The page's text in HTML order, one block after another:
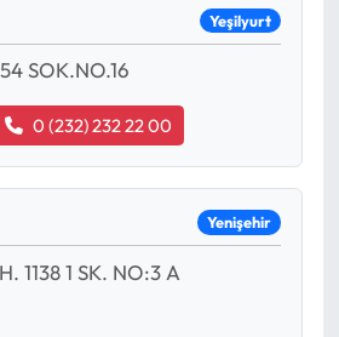
Yeşilyurt
SOK.NO.16
0 (232) 232 22 00
Yenişehir
1138 1 SK. NO:3 A